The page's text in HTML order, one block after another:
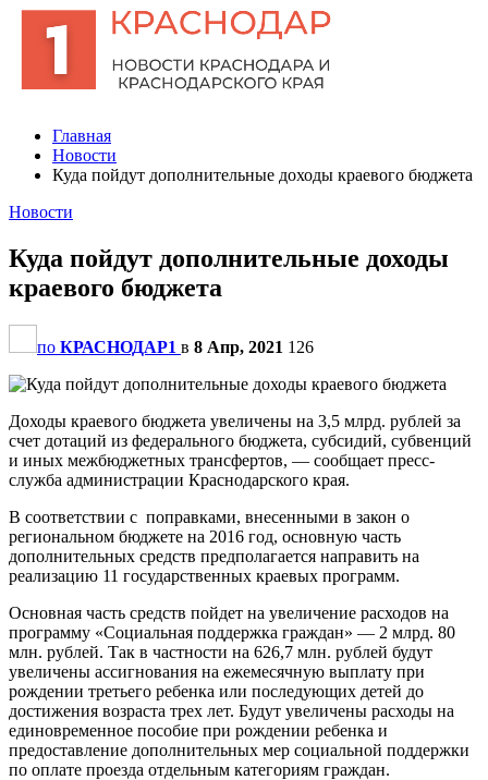
Главная
Новости
Куда пойдут дополнительные доходы краевого бюджета
Новости
Куда пойдут дополнительные доходы
краевого бюджета
по КРАСНОДАР1 в 8 Апр, 2021 126
Доходы краевого бюджета увеличены на 3,5 млрд. рублей за
счет дотаций из федерального бюджета, субсидий, субвенций
и иных межбюджетных трансфертов, — сообщает пресс-
служба администрации Краснодарского края.
В соответствии с поправками, внесенными в закон о
региональном бюджете на 2016 год, основную часть
дополнительных средств предполагается направить на
реализацию 11 государственных краевых программ.
Основная часть средств пойдет на увеличение расходов на
программу «Социальная поддержка граждан» — 2 млрд. 80
млн. рублей. Так в частности на 626,7 млн. рублей будут
увеличены ассигнования на ежемесячную выплату при
рождении третьего ребенка или последующих детей до
достижения возраста трех лет. Будут увеличены расходы на
единовременное пособие при рождении ребенка и
предоставление дополнительных мер социальной поддержки
по оплате проезда отдельным категориям граждан.